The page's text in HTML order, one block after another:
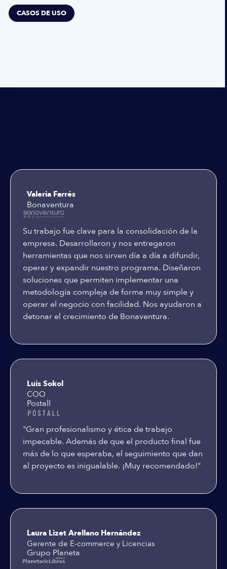
CASOS DE USO
Valeria Farrés
Bonaventura
Su trabajo fue clave para la consolidación de la
empresa. Desarrollaron y nos entregaron
herramientas que nos sirven día a día a difundir,
operar y expandir nuestro programa. Diseñaron
soluciones que permiten implementar una
metodología compleja de forma muy simple y
operar el negocio con facilidad. Nos ayudaron a
detonar el crecimiento de Bonaventura.
Luis Sokol
COO
Postall
"Gran profesionalismo y ética de trabajo
impecable. Además de que el producto final fue
más de lo que esperaba, el seguimiento que dan
al proyecto es inigualable. ¡Muy recomendado!"
Laura Lizet Arellano Hernández
Gerente de E-commerce y Licencias
Grupo Planeta